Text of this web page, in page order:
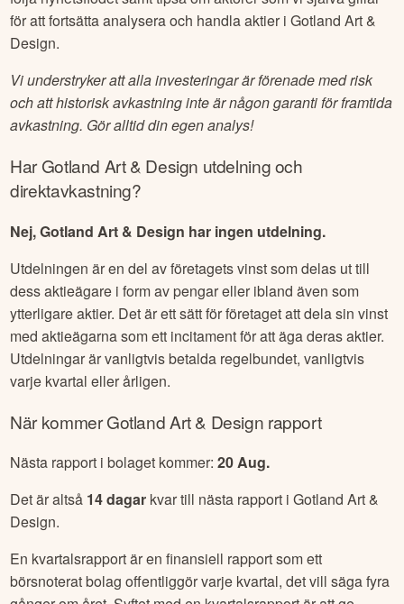
för att fortsätta analysera och handla aktier iGotland Art &
Design.
Vi understryker att alla investeringar är förenade med risk
och att historisk avkastning inte är någon garanti för framtida
avkastning. Gör alltid din egen analys!
HarGotland Art & Design utdelning och
direktavkastning?
Nej, Gotland Art & Design har ingen utdelning.
Utdelningen är en del av företagets vinst som delas ut till
dess aktieägare i form av pengar eller ibland även som
ytterligare aktier. Det är ett sätt för företaget att dela sin vinst
med aktieägarna som ett incitament för att äga deras aktier.
Utdelningar är vanligtvis betalda regelbundet, vanligtvis
varje kvartal eller årligen.
När kommerGotland Art & Design rapport
Nästa rapport i bolaget kommer:20 Aug.
Det är altså 14dagar kvar till nästa rapport iGotland Art &
Design.
En kvartalsrapport är en finansiell rapport som ett
börsnoterat bolag offentliggör varje kvartal, det vill säga fyra